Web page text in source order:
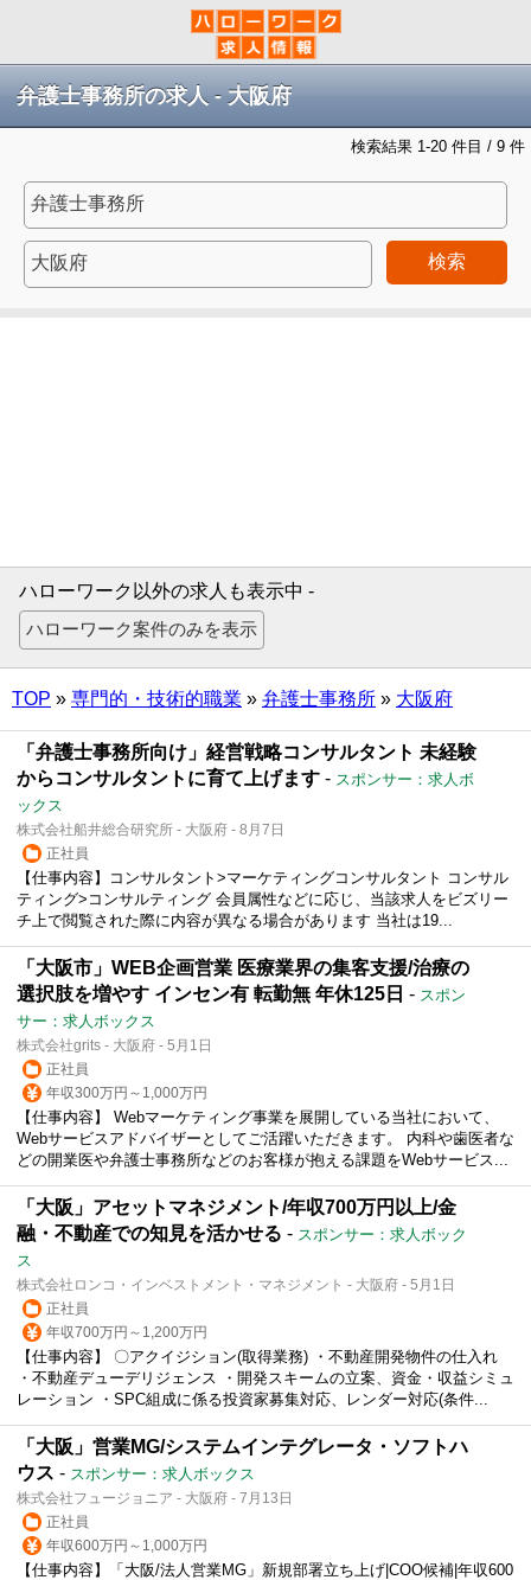
弁護士事務所の求人 - 大阪府
検索結果 1-20 件目 / 9 件
検索
ハローワーク以外の求人も表示中 -
TOP » 専門的・技術的職業 » 弁護士事務所 » 大阪府
「弁護士事務所向け」経営戦略コンサルタント 未経験
からコンサルタントに育て上げます - スポンサー：求人ボ
ックス
株式会社船井総合研究所 - 大阪府 - 8月7日
正社員
【仕事内容】コンサルタント>マーケティングコンサルタント コンサル
ティング>コンサルティング 会員属性などに応じ、当該求人をビズリー
チ上で閲覧された際に内容が異なる場合があります 当社は19...
「大阪市」WEB企画営業 医療業界の集客支援/治療の
選択肢を増やす インセン有 転勤無 年休125日 - スポン
サー：求人ボックス
株式会社grits - 大阪府 - 5月1日
正社員
年収300万円～1,000万円
【仕事内容】 Webマーケティング事業を展開している当社において、
Webサービスアドバイザーとしてご活躍いただきます。 内科や歯医者な
どの開業医や弁護士事務所などのお客様が抱える課題をWebサービス...
「大阪」アセットマネジメント/年収700万円以上/金
融・不動産での知見を活かせる - スポンサー：求人ボック
ス
株式会社ロンコ・インベストメント・マネジメント - 大阪府 - 5月1日
正社員
年収700万円～1,200万円
【仕事内容】 〇アクイジション(取得業務) ・不動産開発物件の仕入れ
・不動産デューデリジェンス ・開発スキームの立案、資金・収益シミュ
レーション ・SPC組成に係る投資家募集対応、レンダー対応(条件...
「大阪」営業MG/システムインテグレータ・ソフトハ
ウス - スポンサー：求人ボックス
株式会社フュージョニア - 大阪府 - 7月13日
正社員
年収600万円～1,000万円
【仕事内容】「大阪/法人営業MG」新規部署立ち上げ|COO候補|年収600